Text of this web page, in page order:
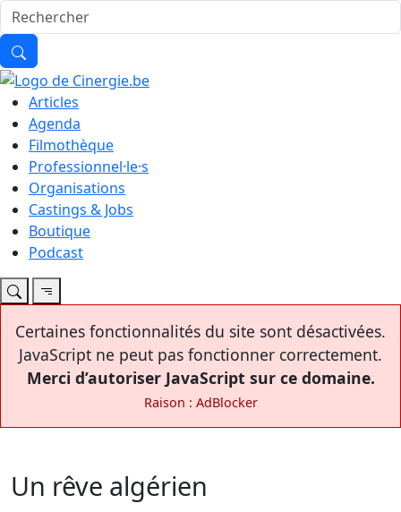
Articles
Agenda
Filmothèque
Professionnel·le·s
Organisations
Castings & Jobs
Boutique
Podcast
Certaines fonctionnalités du site sont désactivées.
JavaScript ne peut pas fonctionner correctement.
Merci d’autoriser JavaScript sur ce domaine.
Raison : AdBlocker
Un rêve algérien